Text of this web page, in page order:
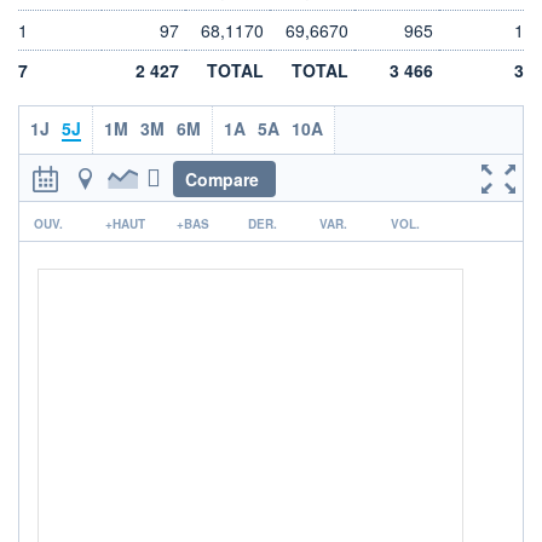
0,0000 0,0000
VOLUME DERNIER ÉCHANGE
06.08.26 / 16:28:42
LIMITE À LA
BAISSE
67,1450
LIMITE À LA
HAUSSE
70,5870
ÉLIGIBILITÉ
613M / 31.07.26
6/7
1
97 68,1170 69,6670 965
1
7
2 427 TOTAL TOTAL 3 466 3
1J 5J 1M 3M 6M 1A 5A 10A
Compare
r
OUV. +HAUT +BAS DER. VAR. VOL.